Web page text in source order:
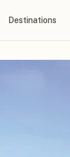
Destinations